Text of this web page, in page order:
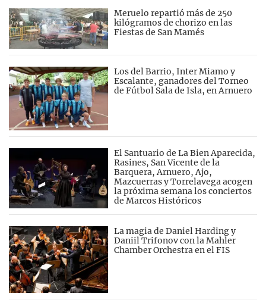
Meruelo repartió más de 250
kilógramos de chorizo en las
Fiestas de San Mamés
Los del Barrio, Inter Miamo y
Escalante, ganadores del Torneo
de Fútbol Sala de Isla, en Arnuero
El Santuario de La Bien Aparecida,
Rasines, San Vicente de la
Barquera, Arnuero, Ajo,
Mazcuerras y Torrelavega acogen
la próxima semana los conciertos
de Marcos Históricos
La magia de Daniel Harding y
Daniil Trifonov con la Mahler
Chamber Orchestra en el FIS